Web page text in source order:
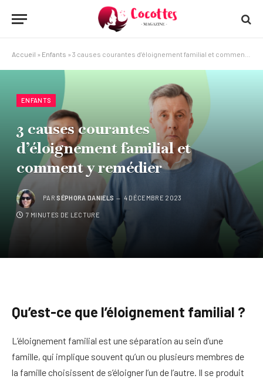
Accueil » Enfants » 3 causes courantes d’éloignement familial et comment y remédier
ENFANTS
3 causes courantes
d’éloignement familial et
comment y remédier
PAR SÉPHORA DANIELS 4 DÉCEMBRE 2023
7 MINUTES DE LECTURE
Qu’est-ce que l’éloignement familial ?
L’éloignement familial est une séparation au sein d’une
famille, qui implique souvent qu’un ou plusieurs membres de
la famille choisissent de s’éloigner l’un de l’autre. Il se produit